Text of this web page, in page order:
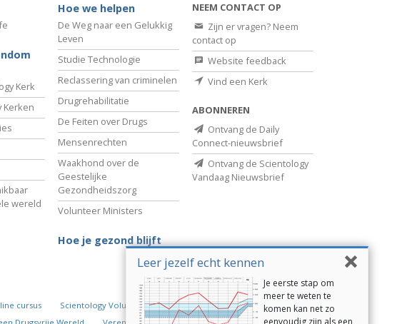
Leer jezelf echt kennen
Je eerste stap om
meer te weten te
komen kan net zo
Kerk
Kerken
wereld
Hoe we helpen
De Weg naar een Gelukkig
Leven
Studie Technologie
Reclassering van criminelen
Drugrehabilitatie
De Feiten over Drugs
Mensenrechten
Waakhond over de
Geestelijke
Gezondheidszorg
Volunteer Ministers
Hoe je gezond blijft
NEEM CONTACT OP
Zijn er vragen? Neem
contact op
Website feedback
Vind een Kerk
ABONNEREN
Ontvang de Daily
Connect-nieuwsbrief
Ontvang de Scientology
Vandaag Nieuwsbrief
cursus
Scientology Volunteer Ministers